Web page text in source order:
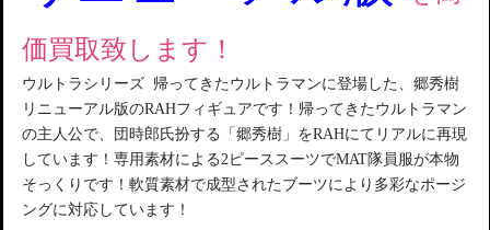
価買取致します！
ウルトラシリーズ 帰ってきたウルトラマンに登場した、郷秀樹
リニューアル版のRAHフィギュアです！帰ってきたウルトラマン
の主人公で、団時郎氏扮する「郷秀樹」をRAHにてリアルに再現
しています！専用素材による2ピーススーツでMAT隊員服が本物
そっくりです！軟質素材で成型されたブーツにより多彩なポージ
ングに対応しています！